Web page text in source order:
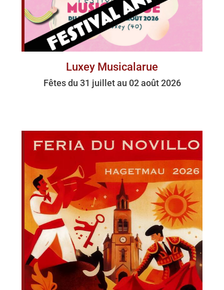
Luxey Musicalarue
Fêtes du 31 juillet au 02 août 2026